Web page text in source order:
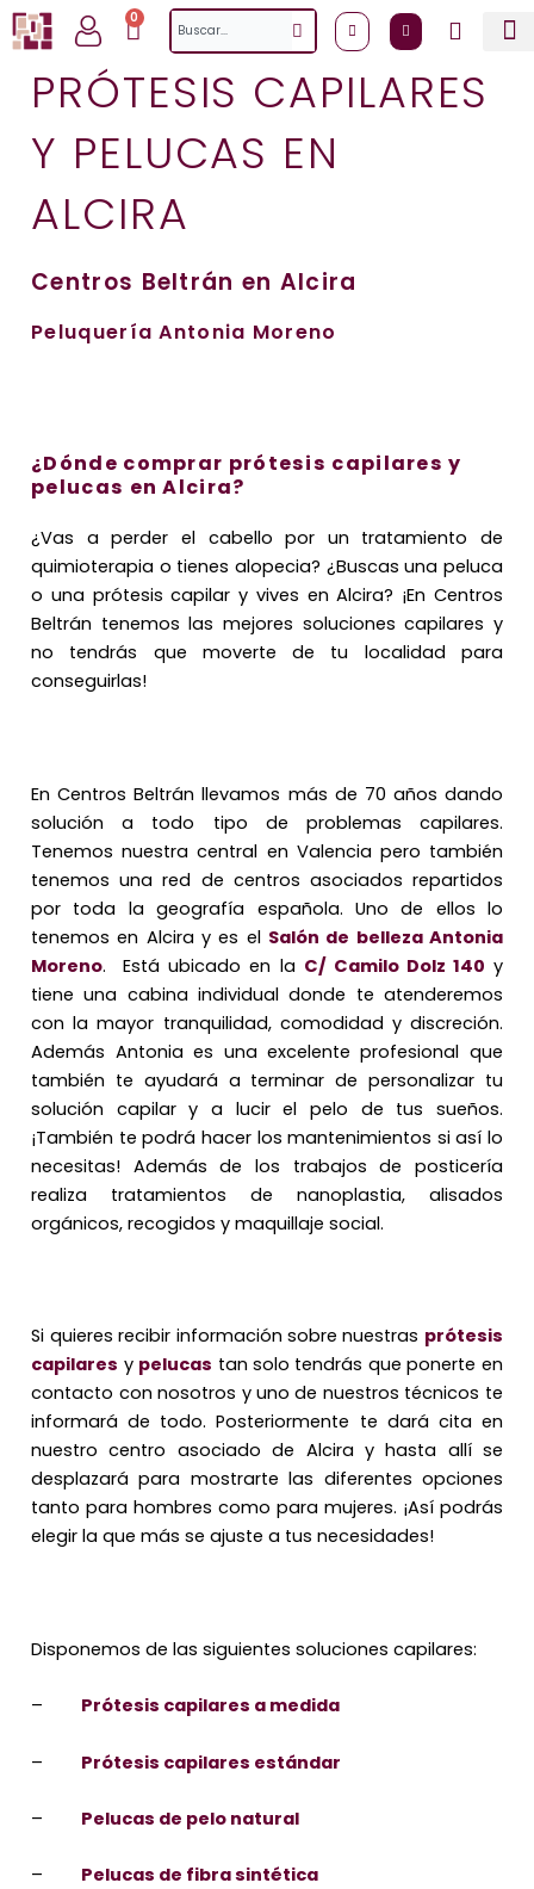
al
0
CartSearch
PRÓTESIS CAPILARES
Y PELUCAS EN
ALCIRA
Centros Beltrán en Alcira
Peluquería Antonia Moreno
¿Dónde comprar prótesis capilares y
pelucas en Alcira?
¿Vas a perder el cabello por un tratamiento de
quimioterapia o tienes alopecia? ¿Buscas una peluca
o una prótesis capilar y vives en Alcira? ¡En Centros
Beltrán tenemos las mejores soluciones capilares y
no tendrás que moverte de tu localidad para
conseguirlas!
En Centros Beltrán llevamos más de 70 años dando
solución a todo tipo de problemas capilares.
Tenemos nuestra central en Valencia pero también
tenemos una red de centros asociados repartidos
por toda la geografía española. Uno de ellos lo
tenemos en Alcira y es el Salón de belleza Antonia
Moreno. Está ubicado en la C/ Camilo Dolz 140 y
tiene una cabina individual donde te atenderemos
con la mayor tranquilidad, comodidad y discreción.
Además Antonia es una excelente profesional que
también te ayudará a terminar de personalizar tu
solución capilar y a lucir el pelo de tus sueños.
¡También te podrá hacer los mantenimientos si así lo
necesitas! Además de los trabajos de posticería
realiza tratamientos de nanoplastia, alisados
orgánicos, recogidos y maquillaje social.
Si quieres recibir información sobre nuestras prótesis
capilares y pelucas tan solo tendrás que ponerte en
contacto con nosotros y uno de nuestros técnicos te
informará de todo. Posteriormente te dará cita en
nuestro centro asociado de Alcira y hasta allí se
desplazará para mostrarte las diferentes opciones
tanto para hombres como para mujeres. ¡Así podrás
elegir la que más se ajuste a tus necesidades!
Disponemos de las siguientes soluciones capilares:
– Prótesis capilares a medida
– Prótesis capilares estándar
– Pelucas de pelo natural
– Pelucas de fibra sintética